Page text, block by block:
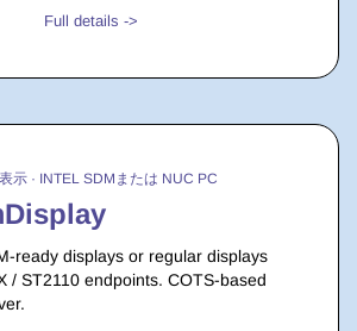
Full details ->
示 · INTEL SDMまたは NUC PC
ready displays or regular displays
/ ST2110 endpoints. COTS-based